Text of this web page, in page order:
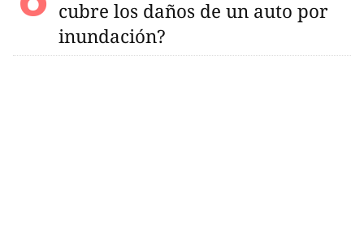
cubre los daños de un auto por
inundación?